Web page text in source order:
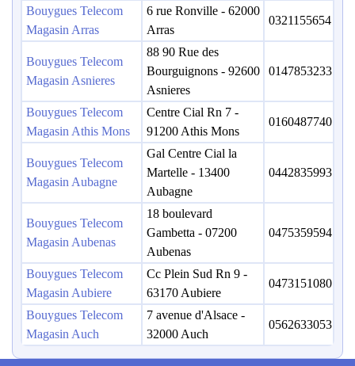
Bouygues Telecom
Magasin Arras
6 rue Ronville - 62000
Arras
0321155654
Bouygues Telecom
Magasin Asnieres
88 90 Rue des
Bourguignons - 92600
Asnieres
0147853233
Bouygues Telecom
Magasin Athis Mons
Centre Cial Rn 7 -
91200 Athis Mons
0160487740
Bouygues Telecom
Magasin Aubagne
Gal Centre Cial la
Martelle - 13400
Aubagne
0442835993
Bouygues Telecom
Magasin Aubenas
18 boulevard
Gambetta - 07200
Aubenas
0475359594
Bouygues Telecom
Magasin Aubiere
Cc Plein Sud Rn 9 -
63170 Aubiere
0473151080
Bouygues Telecom
Magasin Auch
7 avenue d'Alsace -
32000 Auch
0562633053